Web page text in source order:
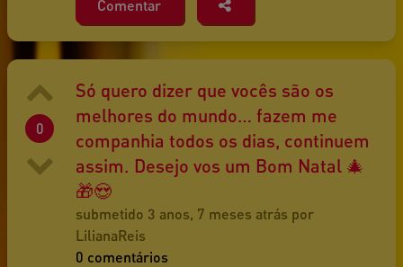
Comentar
0
Só quero dizer que vocês são os
melhores do mundo… fazem me
companhia todos os dias, continuem
assim. Desejo vos um Bom Natal 🎄
🎁😍
submetido 3 anos, 7 meses atrás por
LilianaReis
0 comentários